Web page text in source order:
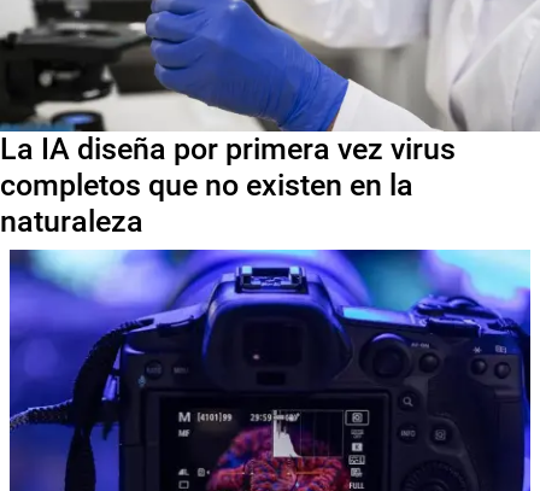
La IA diseña por primera vez virus
completos que no existen en la
naturaleza